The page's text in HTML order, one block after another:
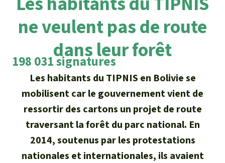
Succès
Lettre d'information
Climat et forêt tropicale
La biodiversité
L'huile de palme
Les aires protégées
La forêt tropicale
Le bois tropical
Nous contacter
Transparence
Questions fréquentes
Rapports annuels
Mentions légales
Recherche
Deutsch
Español
Italiano
Don pour un thème
Protection des animaux
Protection des forêts tropicales
Soutien aux activistes
Don pour une région
Asie du Sud-Est
Afrique
Amérique latine
ne veulent pas de route
dans leur forêt
198 031 signatures
Les habitants du TIPNIS en Bolivie se
mobilisent car le gouvernement vient de
ressortir des cartons un projet de route
traversant la forêt du parc national. En
2014, soutenus par les protestations
nationales et internationales, ils avaient